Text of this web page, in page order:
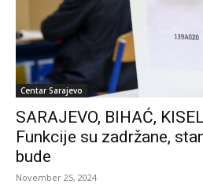
Centar Sarajevo
SARAJEVO, BIHAĆ,
Funkcije su zadržane,
bude
November 25, 2024